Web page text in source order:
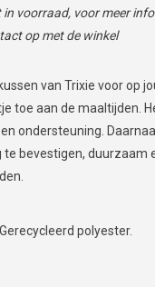
in voorraad, voor meer
op met de winkel
van Trixie voor op
toe aan de maaltijden.
ondersteuning.
te bevestigen, duurzaam
Gerecycleerd polyester.